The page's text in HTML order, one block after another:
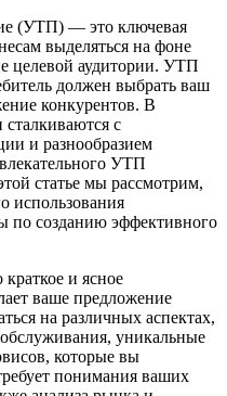
(УТП) — это ключевая
выделяться на фоне
целевой аудитории. УТП
должен выбрать ваш
конкурентов. В
с
и разнообразием
УТП
статье мы рассмотрим,
использования
по созданию эффективного
и ясное
ваше предложение
на различных аспектах,
обслуживания, уникальные
которые вы
понимания ваших